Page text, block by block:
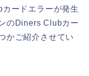
ードエラーが発生
のDiners Clubカー
かご紹介させてい